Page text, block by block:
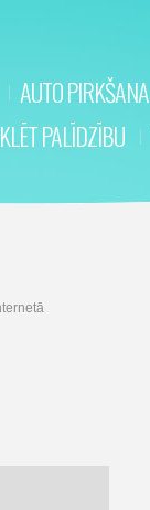
AUTO PIRKŠANA
PALĪDZĪBU